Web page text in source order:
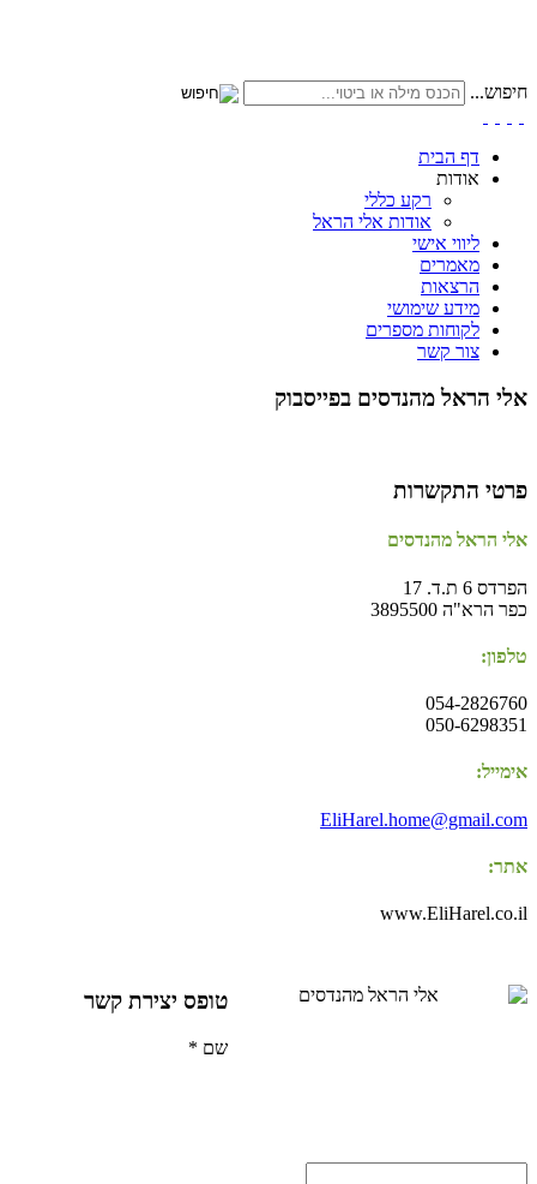
חיפוש...
דף הבית
אודות
רקע כללי
אודות אלי הראל
ליווי אישי
מאמרים
הרצאות
מידע שימושי
לקוחות מספרים
צור קשר
אלי הראל מהנדסים בפייסבוק
פרטי התקשרות
אלי הראל מהנדסים
הפרדס 6 ת.ד. 17
כפר הרא"ה 3895500
טלפון:
054-2826760
050-6298351
אימייל:
EliHarel.home@gmail.com
אתר:
www.EliHarel.co.il
טופס יצירת קשר
שם *